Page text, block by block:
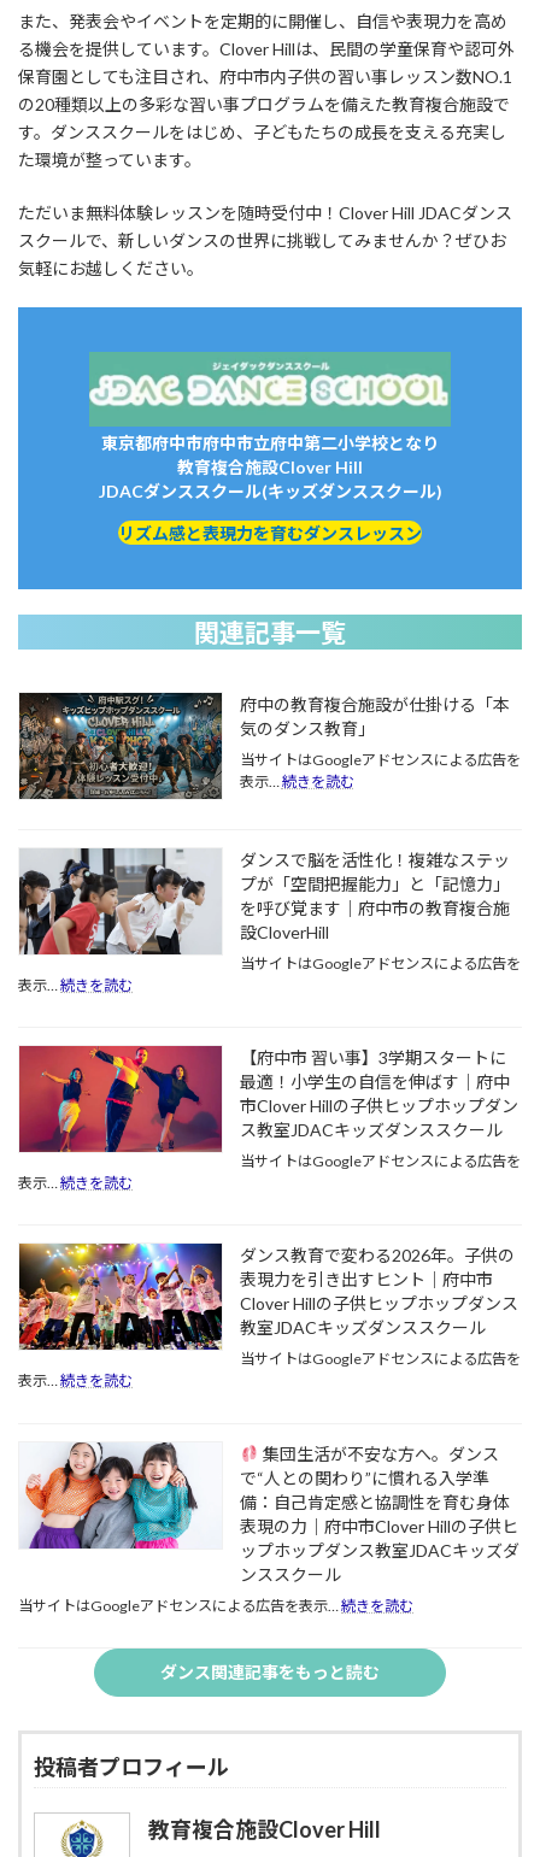
また、発表会やイベントを定期的に開催し、自信や表現力を高め
る機会を提供しています。Clover Hillは、民間の学童保育や認可外
保育園としても注目され、府中市内子供の習い事レッスン数NO.1
の20種類以上の多彩な習い事プログラムを備えた教育複合施設で
す。ダンススクールをはじめ、子どもたちの成長を支える充実し
た環境が整っています。
ただいま無料体験レッスンを随時受付中！Clover Hill JDACダンス
スクールで、新しいダンスの世界に挑戦してみませんか？ぜひお
気軽にお越しください。
東京都府中市府中市立府中第二小学校となり
教育複合施設Clover Hill
JDACダンススクール(キッズダンススクール)
リズム感と表現力を育むダンスレッスン
関連記事一覧
府中の教育複合施設が仕掛ける「本
気のダンス教育」
当サイトはGoogleアドセンスによる広告を
表示… 続きを読む:
教
育
複
設
け
る
「本
気
ダ
育」
ダンスで脳を活性化！複雑なステッ
プが「空間把握能力」と「記憶力」
を呼び覚ます｜府中市の教育複合施
設CloverHill
当サイトはGoogleアドセンスによる広告を
表示… 続きを読む
ス
で
脳
を
活
性
な
ス
テ
ッ
プ
が
間
能
力」
と
「記
憶
呼
覚
す
府
中
【府中市 習い事】3学期スタートに
最適！小学生の自信を伸ばす｜府中
市Clover Hillの子供ヒップホップダン
ス教室JDACキッズダンススクール
当サイトはGoogleアドセンスによる広告を
表示…続きを読む
市
習
い
事】
3
学
ス
ト
に
最
適！
小
の
信
伸
す
｜
府
Clover
ダンス教育で変わる2026年。子供の
表現力を引き出すヒント｜府中市
Clover Hillの子供ヒップホップダンス
教室JDACキッズダンススクール
当サイトはGoogleアドセンスによる広告を
表示…続きを読む
ス
教
育
で
変
わ
年。
供
表
を
引
集団生活が不安な方へ。ダンス
で“人との関わり”に慣れる入学準
備：自己肯定感と協調性を育む身体
表現の力｜府中市Clover Hillの子供ヒ
ップホップダンス教室JDACキッズダ
ンススクール
当サイトはGoogleアドセンスによる広告を表示… 続きを読む
が
な
ダンス関連記事をもっと読む
投稿者プロフィール
教育複合施設Clover Hill